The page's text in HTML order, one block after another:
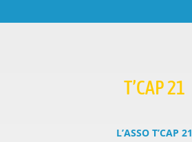
T’CAP 21
L’ASSO T’CAP 21